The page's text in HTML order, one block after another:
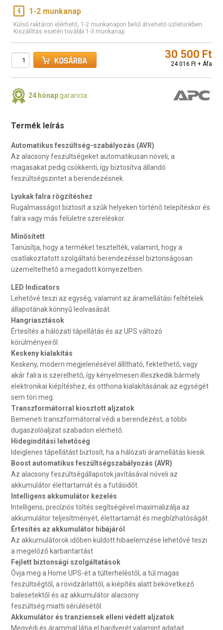
1-2 munkanap
Külső raktáron elérhető, 1-2 munkanapon belül átvehető üzletünkben.
Kiszállítás esetén további 1-3 munkanap.
30 500 Ft
24 016 Ft + Áfa
24 hónapgarancia
Termék leírás
Automatikus feszültség-szabályozás (AVR)
Az alacsony feszültségeket automatikusan növeli, a
magasakat pedig csökkenti, így biztosítva állandó
feszültségszintet a berendezésnek.
Lyukak falra rögzítéshez
Rugalmasságot biztosít a szűk helyeken történő telepítéskor és
falra vagy más felületre szereléskor.
Minősített
Tanúsítja, hogy a terméket tesztelték, valamint, hogy a
csatlakoztatott szolgáltató berendezéssel biztonságosan
üzemeltethető a megadott környezetben.
LED Indicators
Lehetővé teszi az egység, valamint az áramellátási feltételek
állapotának könnyű leolvasását.
Hangriasztások
Értesítés a hálózati tápellátás és az UPS változó
körülményeiről.
Keskeny kialakítás
Keskeny, modern megjelenésével állítható, fektethető, vagy
akár falra is szerelhető, így kényelmesen illeszkedik bármely
elektronikai kiépítéshez, és otthona kialakításának az egységét
sem töri meg.
Transzformátorral kiosztott aljzatok
Bemeneti transzformátorral védi a berendezést, a többi
dugaszolóaljzat szabadon elérhető.
Hidegindítási lehetőség
Ideiglenes tápellátást biztosít, ha a hálózati áramellátás kiesik.
Boost automatikus feszültségszabályozás (AVR)
Az alacsony feszültségállapotok javításával növeli az
akkumulátor élettartamát és a futásidőt.
Intelligens akkumulátor kezelés
Intelligens, precíziós töltés segítségével maximalizálja az
akkumulátor teljesítményét, élettartamát és megbízhatóságát.
Értesítés az akkumulátor hibájáról
Az akkumulátorok időben küldött hibaelemzése lehetővé teszi
a megelőző karbantartást
Fejlett biztonsági szolgáltatások
Óvja meg a Home UPS-ét a túlterheléstől, a túl magas
feszültségtől, a rövidzárlattól, a kiépítés alatt bekövetkező
balesetektől és az akkumulátor alacsony
feszültség miatti sérülésétől.
Akkumulátor és tranziensek elleni védett aljzatok
Megvédi és árammal látja el hardverét valamint adatait